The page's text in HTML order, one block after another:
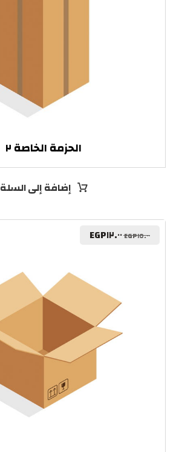
الحزمة الخاصة ٢
إضافة إلى السلة
EGP١٥.٠٠ EGP١٢.٠٠